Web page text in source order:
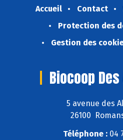
Accueil Contact
Protection des
Gestion des
Biocoop
5 avenue des
26100
Téléphone : 04